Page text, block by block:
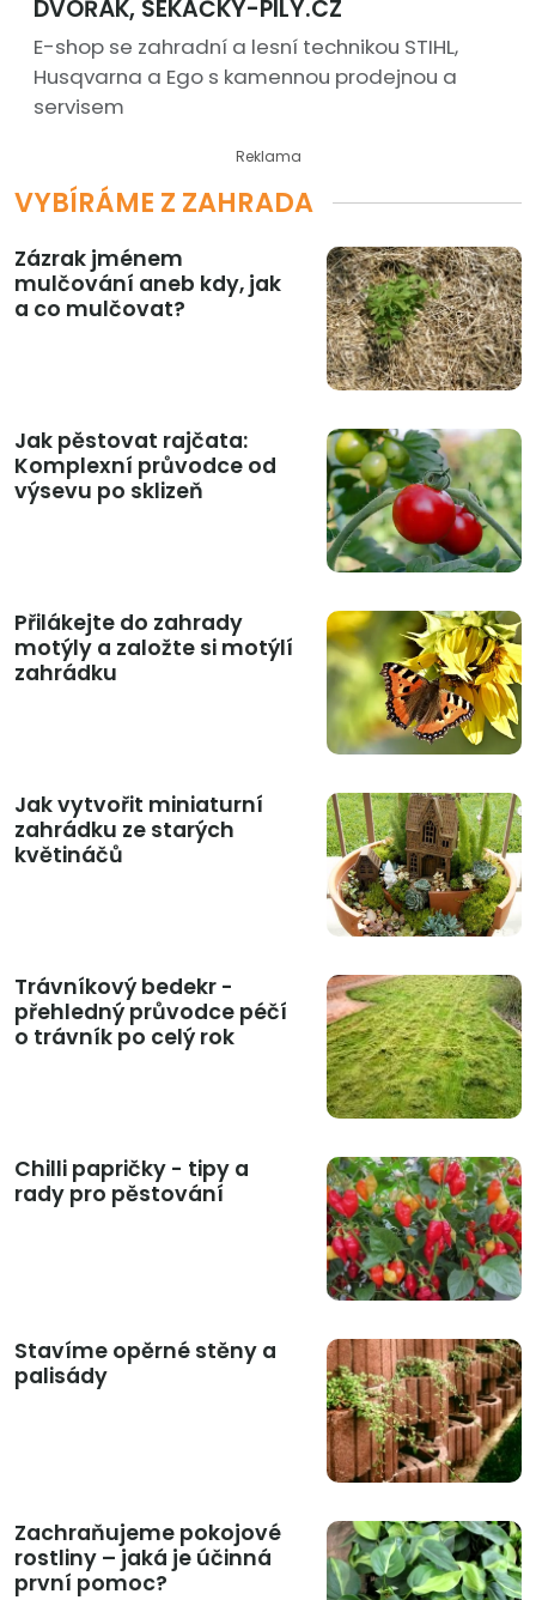
DVOŘÁK, SEKAČKY-PILY.CZ
E-shop se zahradní a lesní technikou STIHL,
Husqvarna a Ego s kamennou prodejnou a
servisem
Reklama
VYBÍRÁME Z ZAHRADA
Zázrak jménem
mulčování aneb kdy, jak
a co mulčovat?
Jak pěstovat rajčata:
Komplexní průvodce od
výsevu po sklizeň
Přilákejte do zahrady
motýly a založte si motýlí
zahrádku
Jak vytvořit miniaturní
zahrádku ze starých
květináčů
Trávníkový bedekr -
přehledný průvodce péčí
o trávník po celý rok
Chilli papričky - tipy a
rady pro pěstování
Stavíme opěrné stěny a
palisády
Zachraňujeme pokojové
rostliny – jaká je účinná
první pomoc?